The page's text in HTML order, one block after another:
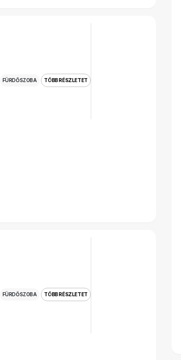
FÜRDŐSZOBA TÖBB RÉSZLETET
FÜRDŐSZOBA TÖBB RÉSZLETET